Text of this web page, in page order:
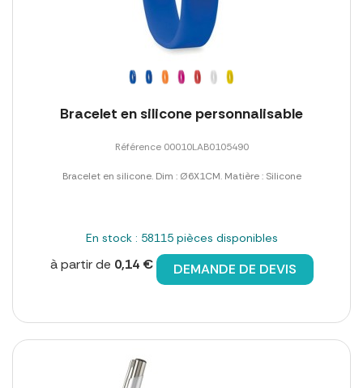
Bracelet en silicone personnalisable
Référence 00010LAB0105490
Bracelet en silicone. Dim : Ø6X1CM. Matière : Silicone
En stock : 58115 pièces disponibles
à partir de 0,14 € DEMANDE DE DEVIS